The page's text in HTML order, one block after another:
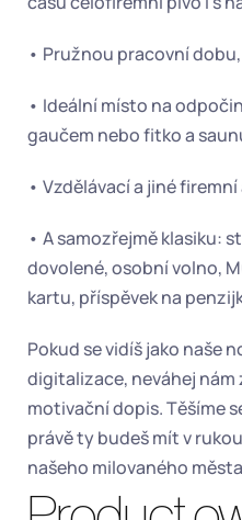
• Pružnou pracovní
• Ideální místo na
gaučem nebo fitko a
• Vzdělávací a jiné firemní
• A samozřejmě klasiku:
dovolené, osobní volno,
kartu, příspěvek na
Pokud se vidíš jako naše
digitalizace, neváhej nám
motivační dopis. Těšíme
právě ty budeš mít v
našeho milovaného